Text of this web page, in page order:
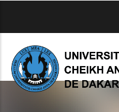
principal